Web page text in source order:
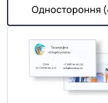
Одностороння